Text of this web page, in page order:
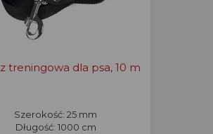
treningowa dla psa, 10 m
Szerokość: 25 mm
Długość: 1000 cm